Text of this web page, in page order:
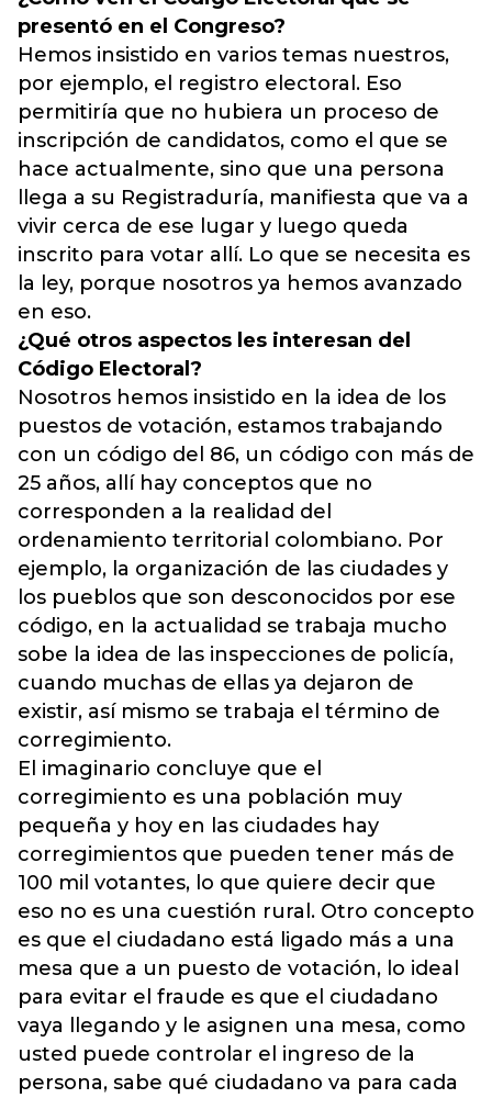
presentó en el Congreso?
Hemos insistido en varios temas nuestros,
por ejemplo, el registro electoral. Eso
permitiría que no hubiera un proceso de
inscripción de candidatos, como el que se
hace actualmente, sino que una persona
llega a su Registraduría, manifiesta que va a
vivir cerca de ese lugar y luego queda
inscrito para votar allí. Lo que se necesita es
la ley, porque nosotros ya hemos avanzado
en eso.
¿Qué otros aspectos les interesan del
Código Electoral?
Nosotros hemos insistido en la idea de los
puestos de votación, estamos trabajando
con un código del 86, un código con más de
25 años, allí hay conceptos que no
corresponden a la realidad del
ordenamiento territorial colombiano. Por
ejemplo, la organización de las ciudades y
los pueblos que son desconocidos por ese
código, en la actualidad se trabaja mucho
sobe la idea de las inspecciones de policía,
cuando muchas de ellas ya dejaron de
existir, así mismo se trabaja el término de
corregimiento.
El imaginario concluye que el
corregimiento es una población muy
pequeña y hoy en las ciudades hay
corregimientos que pueden tener más de
100 mil votantes, lo que quiere decir que
eso no es una cuestión rural. Otro concepto
es que el ciudadano está ligado más a una
mesa que a un puesto de votación, lo ideal
para evitar el fraude es que el ciudadano
vaya llegando y le asignen una mesa, como
usted puede controlar el ingreso de la
persona, sabe qué ciudadano va para cada